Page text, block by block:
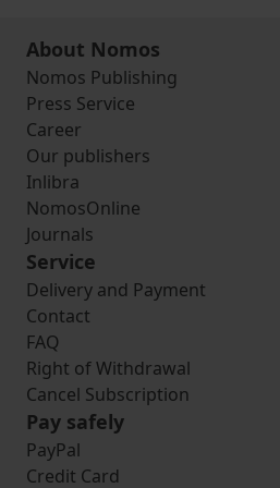
About Nomos
Nomos Publishing
Press Service
Career
Our publishers
Inlibra
NomosOnline
Journals
Service
Delivery and Payment
Contact
FAQ
Right of Withdrawal
Cancel Subscription
Pay safely
PayPal
Credit Card